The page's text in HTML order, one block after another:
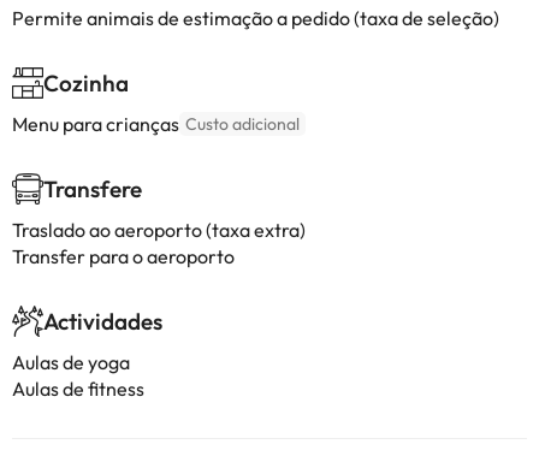
Permite animais de estimação a pedido (taxa de seleção)
Cozinha
Menu para crianças Custo adicional
Transfere
Traslado ao aeroporto (taxa extra)
Transfer para o aeroporto
Actividades
Aulas de yoga
Aulas de fitness